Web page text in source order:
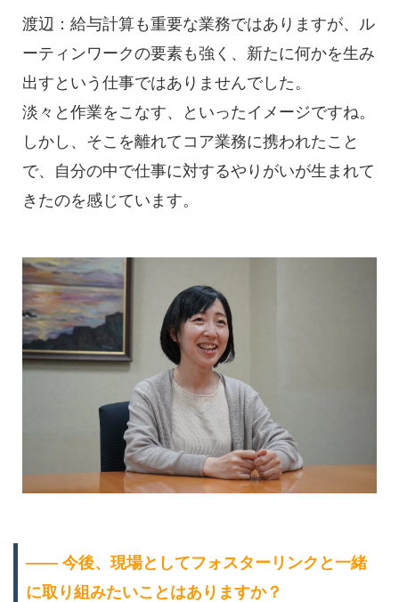
渡辺：給与計算も重要な業務ではありますが、ル
ーティンワークの要素も強く、新たに何かを生み
出すという仕事ではありませんでした。
淡々と作業をこなす、といったイメージですね。
しかし、そこを離れてコア業務に携われたこと
で、自分の中で仕事に対するやりがいが生まれて
きたのを感じています。
―― 今後、現場としてフォスターリンクと一緒
に取り組みたいことはありますか？